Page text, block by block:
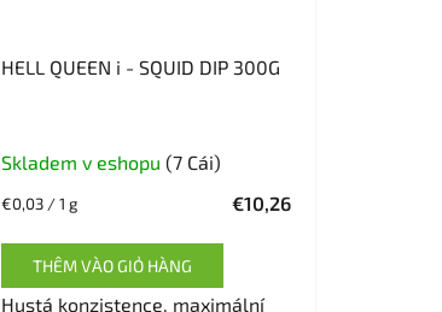
HELL QUEEN i - SQUID DIP 300G
Skladem v eshopu (7 Cái)
€10,26
Giá
lường:
€0,03 / 1 g
THÊM VÀO GIỎ HÀNG
Hustá konzistence, maximální